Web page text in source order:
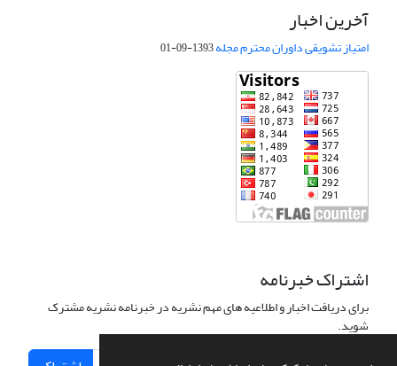
آخرین اخبار
امتیاز تشویقی داوران محترم مجله1393-09-01
اشتراک خبرنامه
برای دریافت اخبار و اطلاعیه های مهم نشریه در خبرنامه نشریه مشترک
شوید.